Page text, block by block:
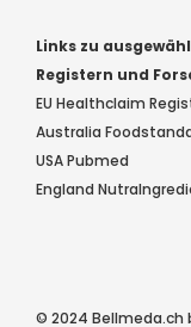
Links zu
Registern und
EU Healthclaim
Australia
USA Pubmed
England
© 2024 Bellmeda.ch